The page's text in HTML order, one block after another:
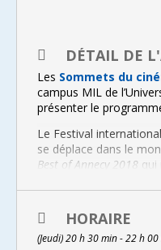
DÉTAIL DE
Les Sommets du
campus MIL de
présenter le
Le Festival
se déplace dans le
Best of Annecy 2018 qui
générique réalisé par
de l’image. Ce
l’actualité mondiale du
travers ses grandes
HORAIRE
(Jeudi) 20 h 30 min - 22 h